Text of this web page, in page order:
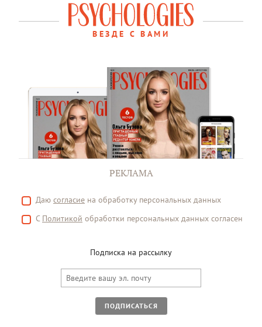
ВЕЗДЕ С ВАМИ
РЕКЛАМА
Даю согласие на обработку персональных данных
С Политикой обработки персональных данных согласен
Подписка на рассылку
ПОДПИСАТЬСЯ